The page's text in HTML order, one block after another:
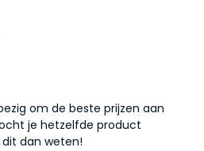
om de beste prijzen aan
je hetzelfde product
dan weten!